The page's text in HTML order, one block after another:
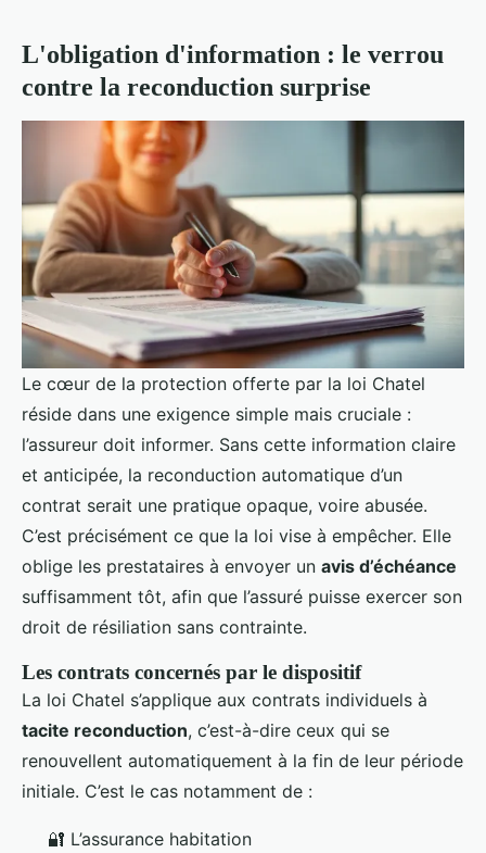
L'obligation d'information : le verrou
contre la reconduction surprise
Le cœur de la protection offerte par la loi Chatel
réside dans une exigence simple mais cruciale :
l’assureur doit informer. Sans cette information claire
et anticipée, la reconduction automatique d’un
contrat serait une pratique opaque, voire abusée.
C’est précisément ce que la loi vise à empêcher. Elle
oblige les prestataires à envoyer un avis d’échéance
suffisamment tôt, afin que l’assuré puisse exercer son
droit de résiliation sans contrainte.
Les contrats concernés par le dispositif
La loi Chatel s’applique aux contrats individuels à
tacite reconduction, c’est-à-dire ceux qui se
renouvellent automatiquement à la fin de leur période
initiale. C’est le cas notamment de :
🔐 L’assurance habitation